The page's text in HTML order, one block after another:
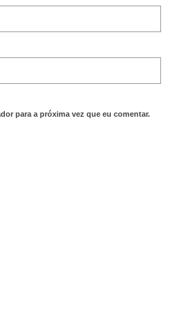
para a próxima vez que eu comentar.